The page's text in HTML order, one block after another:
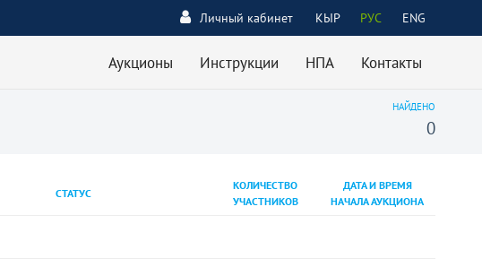
КЫР РУС ENG
Личный кабинет
Аукционы Инструкции НПА Контакты
НАЙДЕНО
0
СТАТУС
КОЛИЧЕСТВО
УЧАСТНИКОВ
ДАТА И ВРЕМЯ
НАЧАЛА АУКЦИОНА